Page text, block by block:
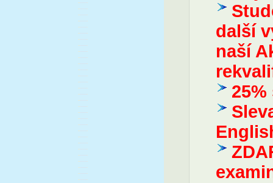
další
naší